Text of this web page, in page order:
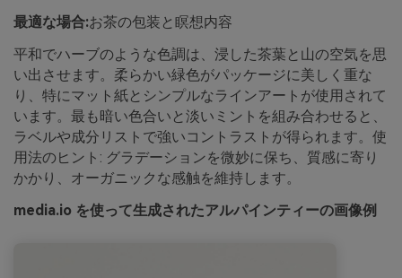
最適な場合:お茶の包装と瞑想内容
平和でハーブのような色調は、浸した茶葉と山の空気を思
い出させます。柔らかい緑色がパッケージに美しく重な
り、特にマット紙とシンプルなラインアートが使用されて
います。最も暗い色合いと淡いミントを組み合わせると、
ラベルや成分リストで強いコントラストが得られます。使
用法のヒント: グラデーションを微妙に保ち、質感に寄り
かかり、オーガニックな感触を維持します。
media.io を使って生成されたアルパインティーの画像例